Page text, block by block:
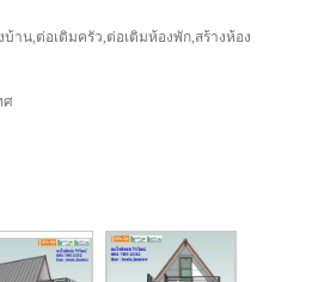
าน,ต่อเติมครัว,ต่อเติมห้องพัก,สร้างห้อง
ศ